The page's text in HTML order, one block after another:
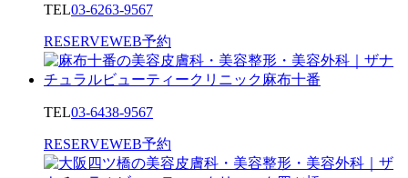
TEL03-6263-9567
RESERVEWEB予約
TEL03-6438-9567
RESERVEWEB予約